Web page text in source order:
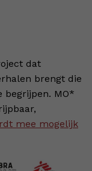
dat
brengt die
begrijpen. MO*
mee mogelijk